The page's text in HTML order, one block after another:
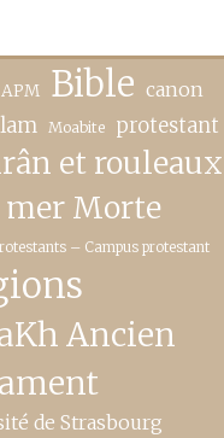
APM Bible canon
Moabite protestant
et rouleaux
mer Morte
– Campus protestant
Ancien
de Strasbourg